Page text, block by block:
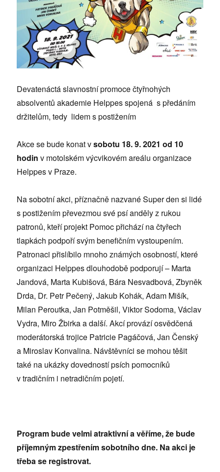
Devatenáctá slavnostní promoce čtyřnohých
absolventů akademie Helppes spojená s předáním
držitelům, tedy lidem s postižením
Akce se bude konat vsobotu 18. 9. 2021 od 10
hodin v motolském výcvikovém areálu organizace
Helppes v Praze.
Na sobotní akci, příznačně nazvané Super den si lidé
s postižením převezmou své psí anděly z rukou
patronů, kteří projekt Pomoc přichází na čtyřech
tlapkách podpoří svým benefičním vystoupením.
Patronaci přislíbilo mnoho známých osobností, které
organizaci Helppes dlouhodobě podporují – Marta
Jandová, Marta Kubišová, Bára Nesvadbová, Zbyněk
Drda, Dr. Petr Pečený, Jakub Kohák, Adam Mišík,
Milan Peroutka, Jan Potměšil, Viktor Sodoma, Václav
Vydra, Miro Žbirka a další. Akcí provází osvědčená
moderátorská trojice Patricie Pagáčová, Jan Čenský
a Miroslav Konvalina. Návštěvníci se mohou těšit
také na ukázky dovedností psích pomocníků
v tradičním i netradičním pojetí.
Program bude velmi atraktivní a věříme, že bude
příjemným zpestřením sobotního dne. Na akci je
třeba se registrovat.